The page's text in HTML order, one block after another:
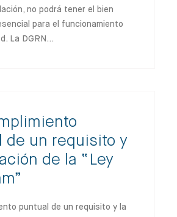
no podrá tener el bien
para el funcionamiento
La DGRN…
de un requisito y
de la “Ley
puntual de un requisito y la